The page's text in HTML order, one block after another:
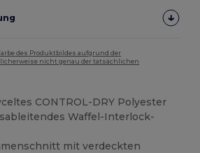
des Produktbildes aufgrund der
nicht genau der tatsächlichen
CONTROL-DRY Polyester
Waffel-Interlock-
mit verdeckten